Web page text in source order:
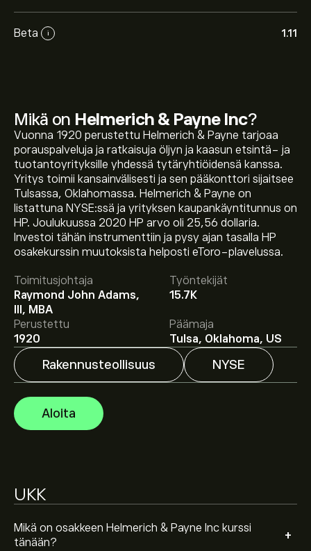
Beta i 1.11
Mikä on Helmerich & Payne Inc?
Vuonna 1920 perustettu Helmerich & Payne tarjoaa
porauspalveluja ja ratkaisuja öljyn ja kaasun etsintä- ja
tuotantoyrityksille yhdessä tytäryhtiöidensä kanssa.
Yritys toimii kansainvälisesti ja sen pääkonttori sijaitsee
Tulsassa, Oklahomassa. Helmerich & Payne on
listattuna NYSE:ssä ja yrityksen kaupankäyntitunnus on
HP. Joulukuussa 2020 HP arvo oli 25,56 dollaria.
Investoi tähän instrumenttiin ja pysy ajan tasalla HP
osakekurssin muutoksista helposti eToro-plavelussa.
Toimitusjohtaja
Raymond John Adams,
III, MBA
Työntekijät
15.7K
Perustettu
1920
Päämaja
Tulsa, Oklahoma, US
Rakennusteollisuus NYSE
Aloita
UKK
Mikä on osakkeen Helmerich & Payne Inc kurssi
tänään?
+
Osakkeen HP hinta tänään on 37.10‎$‎.
Keskihinta osakkeelle Helmerich & Payne Inc on 37.10‎$‎.
Luo tilieToroon saadaksesi asiantuntijoiden ennusteet
ja hintatavoitteet.
Asiantuntijoiden ennusteet Helmerich & Payne Inc
osakkeelle perustuen markkinatrendeihin,
talousraportteihin ja odotettuun kasvuun. Katso
viimeisimmät ennusteet tulevaisuuden
hintamuutoksille.
Perustuen 10 analyytikon suosituksiin koskien HP
on Kohtalainen Osta.